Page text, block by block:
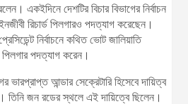
একইদিনে দেশটির বিচার বিভাগের নির্বাচন
রিচার্ড পিলগারও পদত্যাগ করেছেন।
নির্বাচনে কথিত ভোট জালিয়াতি
পদত্যাগ করেন।
ভারপ্রাপ্ত আন্ডার সেক্রেটারি হিসেবে দায়িত্ব
জন রডের স্থলে এই দায়িত্বে ছিলেন।